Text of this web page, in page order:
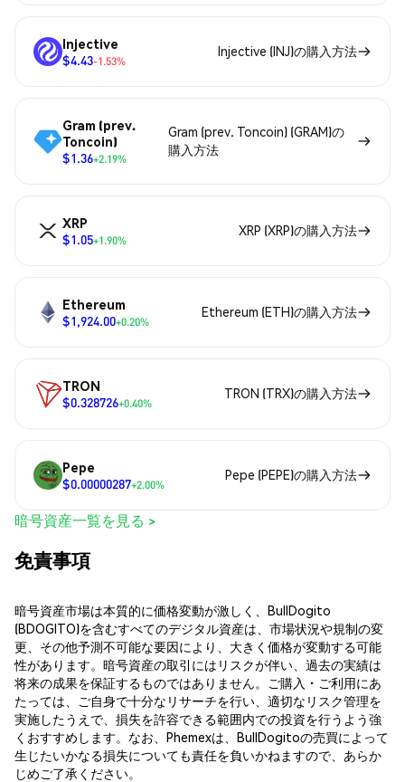
Injective
$4.43-1.53%
Injective (INJ)の購入方法
Gram (prev.
Toncoin)
$1.36+2.19%
Gram (prev. Toncoin) (GRAM)の
購入方法
XRP
$1.05+1.90%
XRP (XRP)の購入方法
Ethereum
$1,924.00+0.20%
Ethereum (ETH)の購入方法
TRON
$0.328726+0.40%
TRON (TRX)の購入方法
Pepe
$0.00000287+2.00%
Pepe (PEPE)の購入方法
暗号資産一覧を見る >
免責事項
暗号資産市場は本質的に価格変動が激しく、BullDogito
(BDOGITO)を含むすべてのデジタル資産は、市場状況や規制の変
更、その他予測不可能な要因により、大きく価格が変動する可能
性があります。暗号資産の取引にはリスクが伴い、過去の実績は
将来の成果を保証するものではありません。ご購入・ご利用にあ
たっては、ご自身で十分なリサーチを行い、適切なリスク管理を
実施したうえで、損失を許容できる範囲内での投資を行うよう強
くおすすめします。なお、Phemexは、BullDogitoの売買によって
生じたいかなる損失についても責任を負いかねますので、あらか
じめご了承ください。